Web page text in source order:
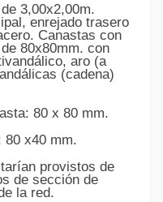
3,00x2,00m.
enrejado trasero
Canastas con
80x80mm. con
aro (a
(cadena)
80 x 80 mm.
80 x40 mm.
provistos de
de sección de
la red.